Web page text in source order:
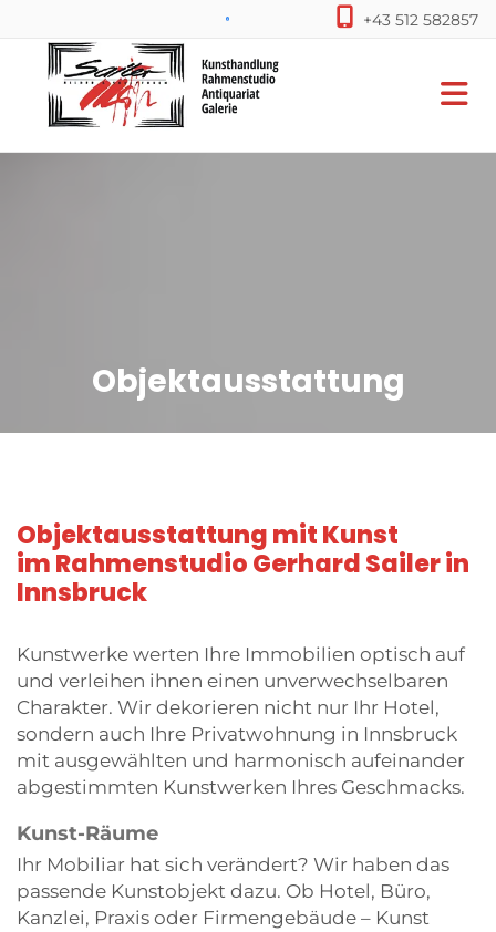
 +43 512 582857
Objektausstattung
Objektausstattung mit Kunst
im Rahmenstudio Gerhard Sailer in
Innsbruck
Kunstwerke werten Ihre Immobilien optisch auf
und verleihen ihnen einen unverwechselbaren
Charakter. Wir dekorieren nicht nur Ihr Hotel,
sondern auch Ihre Privatwohnung in Innsbruck
mit ausgewählten und harmonisch aufeinander
abgestimmten Kunstwerken Ihres Geschmacks.
Kunst-Räume
Ihr Mobiliar hat sich verändert? Wir haben das
passende Kunstobjekt dazu. Ob Hotel, Büro,
Kanzlei, Praxis oder Firmengebäude – Kunst